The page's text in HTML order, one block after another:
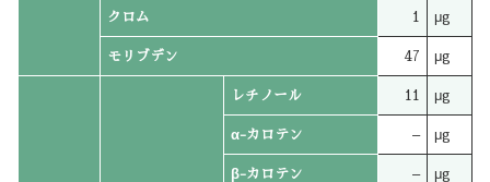
クロム 1 μg
モリブデン 47 μg
レチノール 11 μg
α-カロテン – μg
β-カロテン – μg